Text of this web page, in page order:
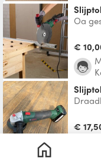
Oa
€
Slijptol
€